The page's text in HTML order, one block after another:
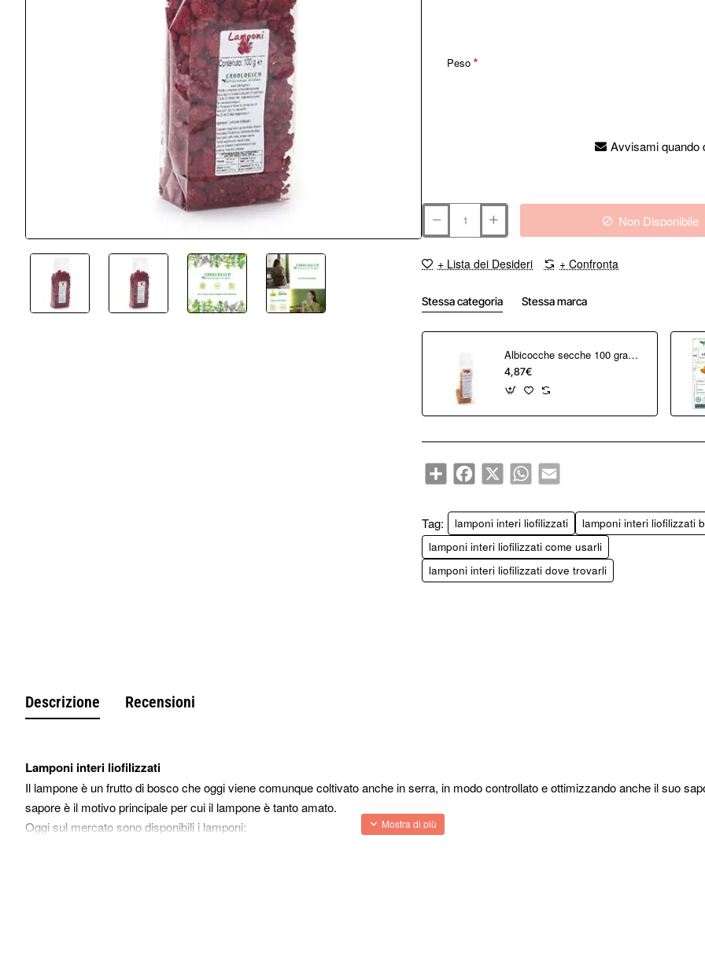
Non Disponibile
Peso
Avvisami quando
Non Disponibile
+ Lista dei Desideri + Confronta
Stessa categoria Stessa marca
Albicocche secche 100 grammi
4,87€
ShareFacebook
X WhatsAppEmail
Tag: lamponi interi liofilizzati
lamponi interi liofilizzati
lamponi interi liofilizzati come usarli
lamponi interi liofilizzati dove trovarli
Descrizione Recensioni
Lamponi interi liofilizzati
Il lampone è un frutto di bosco che oggi viene comunque coltivato anche in serra, in modo controllato e ottimizzando anche il suo
sapore è il motivo principale per cui il lampone è tanto amato.
Oggi sul mercato sono disponibili i lamponi: